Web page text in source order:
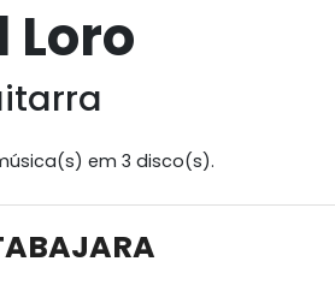
Loro
em 3 disco(s).